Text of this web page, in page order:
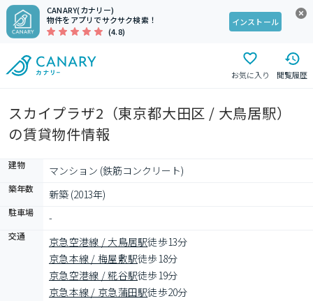
CANARY(カナリー)
物件をアプリでサクサク検索！
(4.8)
インストール
お気に入り 閲覧履歴
スカイプラザ2（東京都大田区 / 大鳥居駅）
の賃貸物件情報
建物 マンション (鉄筋コンクリート)
築年数 新築 (2013年)
駐車場 -
交通 京急空港線 / 大鳥居駅徒歩13分
京急本線 / 梅屋敷駅徒歩18分
京急空港線 / 糀谷駅徒歩19分
京急本線 / 京急蒲田駅徒歩20分